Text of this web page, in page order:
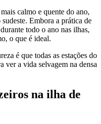
calmo e quente do ano,
Embora a prática de
todo o ano nas ilhas,
o que é ideal.
é que todas as estações do
ver a vida selvagem na densa
na ilha de